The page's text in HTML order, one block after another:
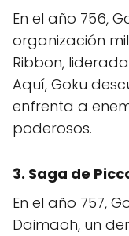
En el año 756,
organización
Ribbon,
Aquí, Goku
enfrenta a
poderosos.
3. Saga de
En el año 757,
Daimaoh, un